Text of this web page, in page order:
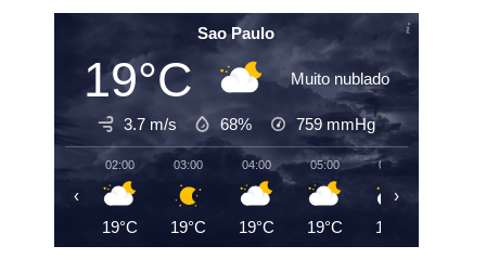
Sao Paulo
19°C Muito nublado
3.7 m/s 68% 759 mmHg
02:00
19°C
03:00
19°C
04:00
19°C
05:00
19°C
06:00
19°C
‹ ›